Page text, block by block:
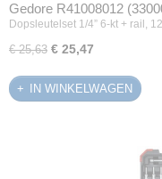
Gedore R41008012
Dopsleutelset 1/4” 6-kt + rail,
€ 25,63 € 25,47
IN WINKELWAGEN